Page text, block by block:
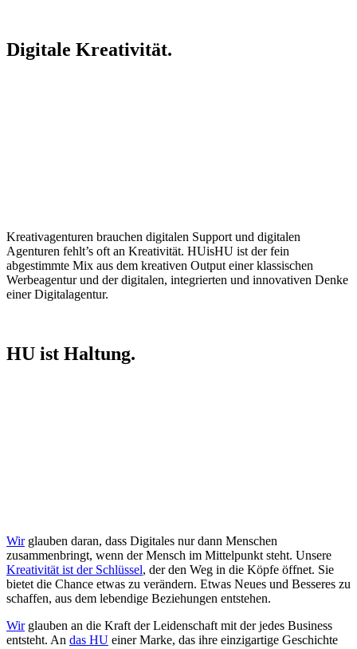
Digitale Kreativität.
Kreativagenturen brauchen digitalen Support und digitalen
Agenturen fehlt’s oft an Kreativität. HUisHU ist der fein
abgestimmte Mix aus dem kreativen Output einer klassischen
Werbeagentur und der digitalen, integrierten und innovativen Denke
einer Digitalagentur.
HU ist Haltung.
Wirglauben daran, dass Digitales nur dann Menschen
zusammenbringt, wenn der Mensch im Mittelpunkt steht. Unsere
Kreativität ist der Schlüssel, der den Weg in die Köpfe öffnet. Sie
bietet die Chance etwas zu verändern. Etwas Neues und Besseres zu
schaffen, aus dem lebendige Beziehungen entstehen.
Wirglauben an die Kraft der Leidenschaft mit der jedes Business
entsteht. An das HU einer Marke, das ihre einzigartige Geschichte